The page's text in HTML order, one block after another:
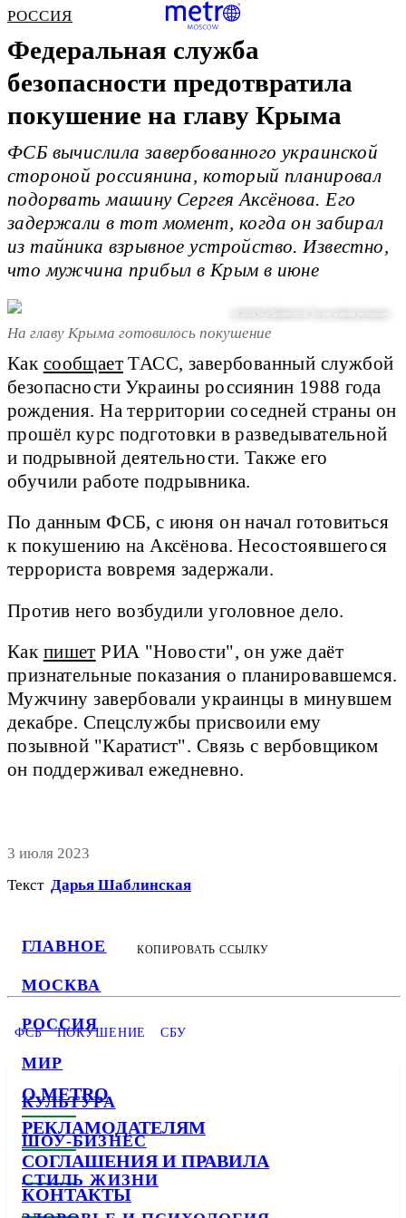
ГЛАВНОЕ
МОСКВА
РОССИЯ
МИР
КУЛЬТУРА
ШОУ-БИЗНЕС
СТИЛЬ ЖИЗНИ
РОССИЯ
Федеральная служба
безопасности предотвратила
покушение на главу Крыма
ФСБ вычислила завербованного украинской
стороной россиянина, который планировал
подорвать машину Сергея Аксёнова. Его
задержали в тот момент, когда он забирал
из тайника взрывное устройство. Известно,
что мужчина прибыл в Крым в июне
@ 2018 SGr/Shutterstock. No use without permission.
На главу Крыма готовилось покушение
Как сообщает ТАСС, завербованный службой
безопасности Украины россиянин 1988 года
рождения. На территории соседней страны он
прошёл курс подготовки в разведывательной
и подрывной деятельности. Также его
обучили работе подрывника.
По данным ФСБ, с июня он начал готовиться
к покушению на Аксёнова. Несостоявшегося
террориста вовремя задержали.
Против него возбудили уголовное дело.
Как пишет РИА "Новости", он уже даёт
признательные показания о планировавшемся.
Мужчину завербовали украинцы в минувшем
декабре. Спецслужбы присвоили ему
позывной "Каратист". Связь с вербовщиком
он поддерживал ежедневно.
3 июля 2023
Текст Дарья Шаблинская
КОПИРОВАТЬ ССЫЛКУ
ФСБ ПОКУШЕНИЕ СБУ
О METRO
РЕКЛАМОДАТЕЛЯМ
СОГЛАШЕНИЯ И ПРАВИЛА
КОНТАКТЫ